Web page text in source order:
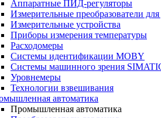
Аппаратные ПИД-регуляторы
Измерительные преобразователи
Измерительные устройства
Приборы измерения температуры
Расходомеры
Системы идентификации MOBY
Системы машинного зрения
Уровнемеры
Технологии взвешивания
автоматика
Промышленная автоматика